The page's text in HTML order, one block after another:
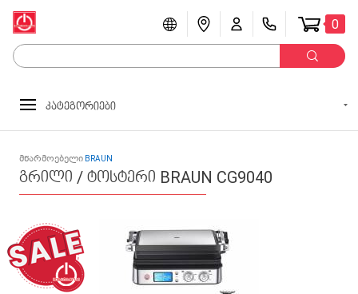
0
კატეგორიები
მწარმოებელი BRAUN
გრილი / ტოსტერი BRAUN CG9040